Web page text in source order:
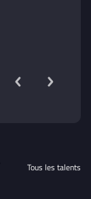
Tous les talents